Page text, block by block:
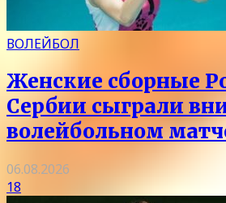
ВОЛЕЙБОЛ
Женские сборные
Сербии сыграли
волейбольном
06.08.2026
18